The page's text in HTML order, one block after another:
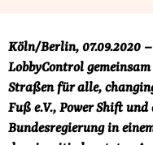
Kontakt
Impressum
Köln/Berlin, 07.09.2020
LobbyControl
Straßen für alle,
Fuß e.V., Power Shift
Bundesregierung in